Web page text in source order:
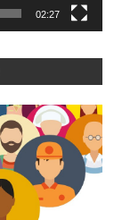
02:27